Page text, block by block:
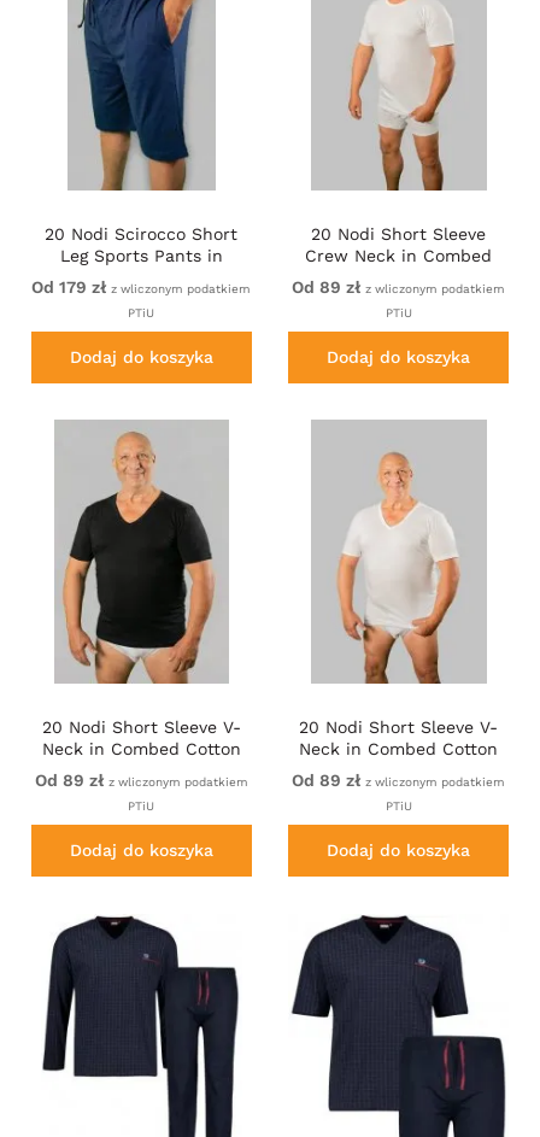
20 Nodi Scirocco Short
Leg Sports Pants in
Combed Cotton Jersey
Navy
Od 179 zł z wliczonym podatkiem
PTiU
Dodaj do koszyka
20 Nodi Short Sleeve
Crew Neck in Combed
Cotton Jersey White
Od 89 zł z wliczonym podatkiem
PTiU
Dodaj do koszyka
20 Nodi Short Sleeve V-
Neck in Combed Cotton
Jersey Black
Od 89 zł z wliczonym podatkiem
PTiU
Dodaj do koszyka
20 Nodi Short Sleeve V-
Neck in Combed Cotton
Jersey White
Od 89 zł z wliczonym podatkiem
PTiU
Dodaj do koszyka